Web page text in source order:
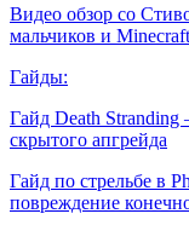
Видео обзор со
мальчиков и
Гайды:
Гайд Death
скрытого апгрейда
Гайд по стрельбе в
повреждение